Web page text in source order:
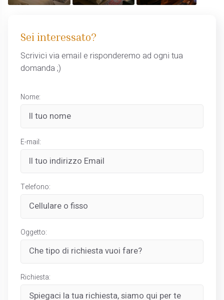
Sei interessato?
Scrivici via email e risponderemo ad ogni tua
domanda ;)
Nome:
E-mail:
Telefono:
Oggetto:
Richiesta: